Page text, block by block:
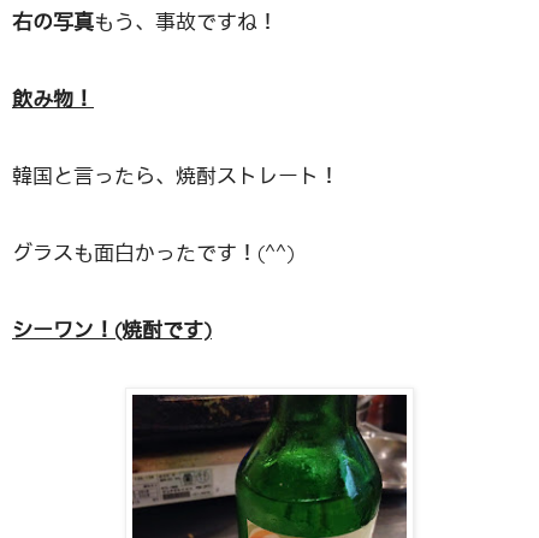
右の写真もう、事故ですね！
飲み物！
韓国と言ったら、焼酎ストレート！
グラスも面白かったです！(^^)
シーワン！(焼酎です)